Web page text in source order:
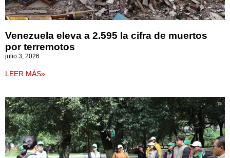
Venezuela eleva a 2.595 la cifra de muertos
por terremotos
julio 3, 2026
LEER MÁS»